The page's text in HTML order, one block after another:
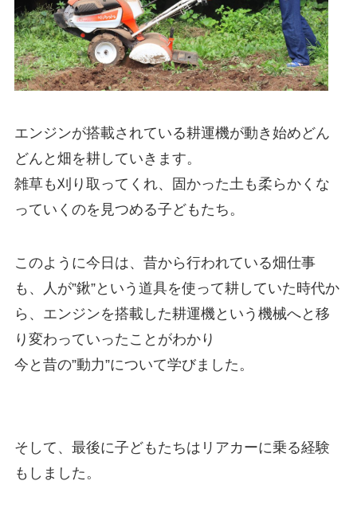
エンジンが搭載されている耕運機が動き始めどん
どんと畑を耕していきます。
雑草も刈り取ってくれ、固かった土も柔らかくな
っていくのを見つめる子どもたち。
このように今日は、昔から行われている畑仕事
も、人が”鍬”という道具を使って耕していた時代か
ら、エンジンを搭載した耕運機という機械へと移
り変わっていったことがわかり
今と昔の”動力”について学びました。
そして、最後に子どもたちはリアカーに乗る経験
もしました。